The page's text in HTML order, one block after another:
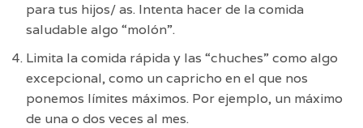
para tus hijos/ as. Intenta hacer de la comida
saludable algo “molón”.
Limita la comida rápida y las “chuches” como algo
excepcional, como un capricho en el que nos
ponemos límites máximos. Por ejemplo, un máximo
de una o dos veces al mes.